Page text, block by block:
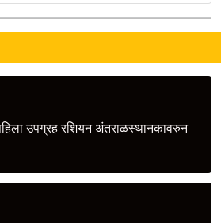
उपग्रह रशियन अंतराळस्थानकावरुन